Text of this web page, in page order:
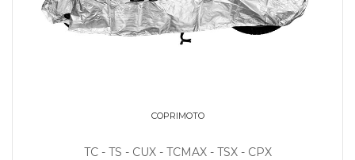
COPRIMOTO
TC - TS - CUX - TCMAX - TSX - CPX